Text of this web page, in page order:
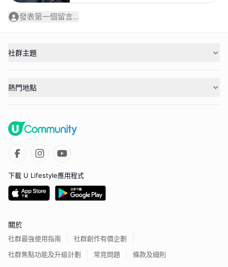
發表第一個留言...
社群主題
熱門地點
下載 U Lifestyle應用程式
關於
社群最強使用指南
社群創作有價企劃
社群焦點功能及升級計劃
常見問題 條款及細則